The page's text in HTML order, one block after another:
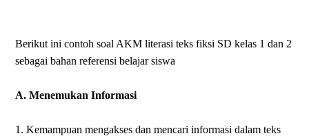
Berikut ini contoh soal AKM literasi teks fiksi SD kelas 1 dan 2
sebagai bahan referensi belajar siswa
A. Menemukan Informasi
1. Kemampuan mengakses dan mencari informasi dalam teks